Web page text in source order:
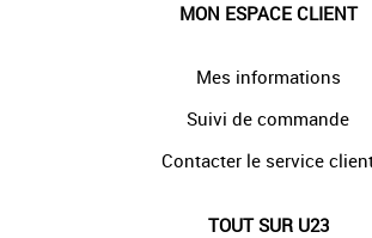
MON ESPACE CLIENT
Mes informations
Suivi de commande
Contacter le service
TOUT SUR U23